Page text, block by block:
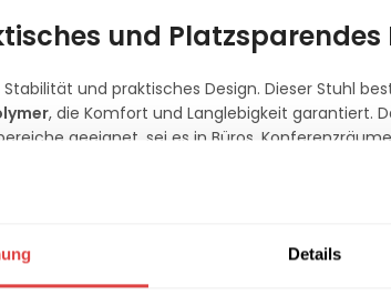
Details
und Platzsparendes
und praktisches Design. Dieser Stuhl
, die Komfort und Langlebigkeit garantiert.
geeignet, sei es in Büros,